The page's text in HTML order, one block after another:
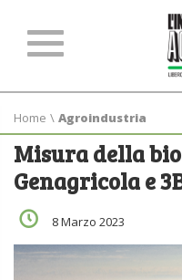
Home \ Agroindustria
Misura della
Genagricola e
8 Marzo 2023